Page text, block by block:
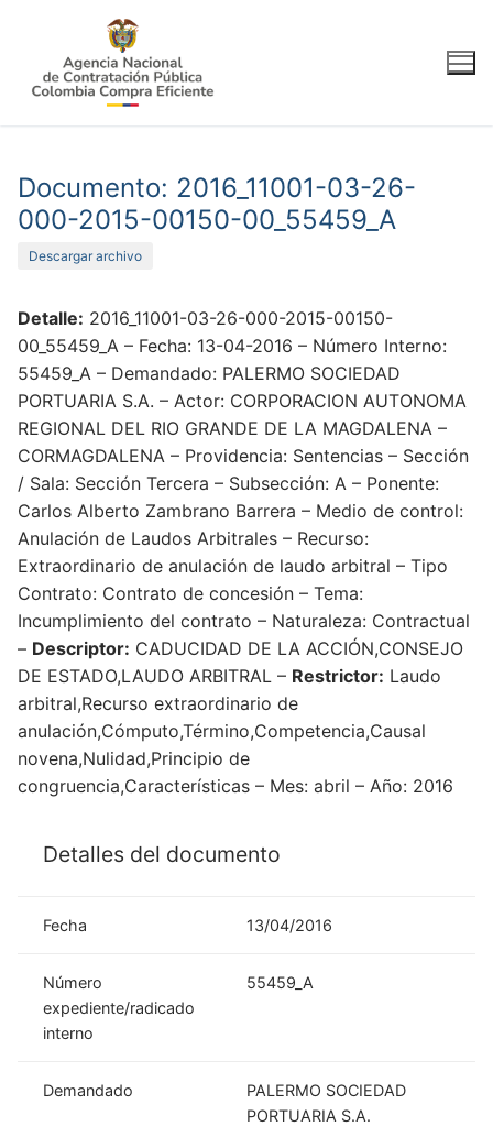
contenido
Documento: 2016_11001-03-26-
000-2015-00150-00_55459_A
Descargar archivo
Detalle: 2016_11001-03-26-000-2015-00150-
00_55459_A – Fecha: 13-04-2016 – Número Interno:
55459_A – Demandado: PALERMO SOCIEDAD
PORTUARIA S.A. – Actor: CORPORACION AUTONOMA
REGIONAL DEL RIO GRANDE DE LA MAGDALENA –
CORMAGDALENA – Providencia: Sentencias – Sección
/ Sala: Sección Tercera – Subsección: A – Ponente:
Carlos Alberto Zambrano Barrera – Medio de control:
Anulación de Laudos Arbitrales – Recurso:
Extraordinario de anulación de laudo arbitral – Tipo
Contrato: Contrato de concesión – Tema:
Incumplimiento del contrato – Naturaleza: Contractual
– Descriptor: CADUCIDAD DE LA ACCIÓN,CONSEJO
DE ESTADO,LAUDO ARBITRAL – Restrictor: Laudo
arbitral,Recurso extraordinario de
anulación,Cómputo,Término,Competencia,Causal
novena,Nulidad,Principio de
congruencia,Características – Mes: abril – Año: 2016
Detalles del documento
Fecha 13/04/2016
Número
expediente/radicado
interno
55459_A
Demandado
PALERMO SOCIEDAD
PORTUARIA S.A.